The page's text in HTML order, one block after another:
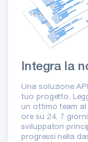
Integra la
Una soluzione
tuo progetto.
un ottimo team
ore su 24, 7
sviluppatori
progressi nella